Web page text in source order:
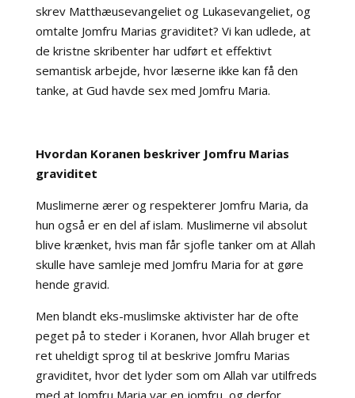
skrev Matthæusevangeliet og Lukasevangeliet, og
omtalte Jomfru Marias graviditet? Vi kan udlede, at
de kristne skribenter har udført et effektivt
semantisk arbejde, hvor læserne ikke kan få den
tanke, at Gud havde sex med Jomfru Maria.
Hvordan Koranen beskriver Jomfru Marias
graviditet
Muslimerne ærer og respekterer Jomfru Maria, da
hun også er en del af islam. Muslimerne vil absolut
blive krænket, hvis man får sjofle tanker om at Allah
skulle have samleje med Jomfru Maria for at gøre
hende gravid.
Men blandt eks-muslimske aktivister har de ofte
peget på to steder i Koranen, hvor Allah bruger et
ret uheldigt sprog til at beskrive Jomfru Marias
graviditet, hvor det lyder som om Allah var utilfreds
med at Jomfru Maria var en jomfru, og derfor